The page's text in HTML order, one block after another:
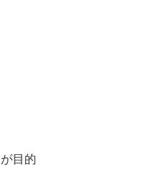
目的